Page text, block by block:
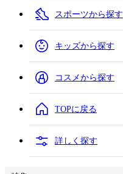
スポーツから探す
キッズから探す
コスメから探す
TOPに戻る
詳しく探す